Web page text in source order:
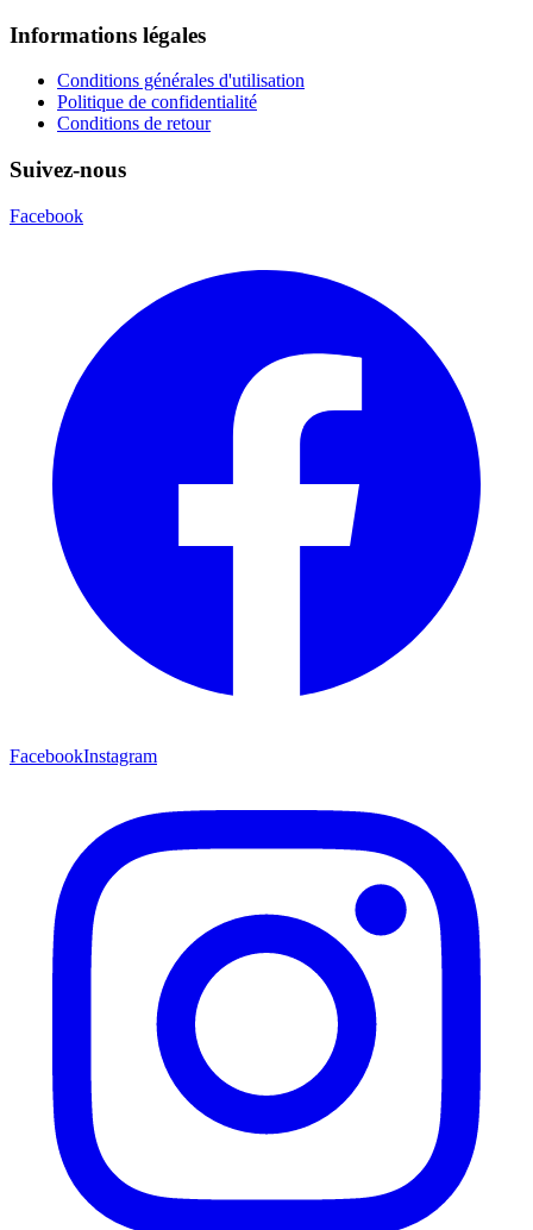
Informations légales
Conditions générales d'utilisation
Politique de confidentialité
Conditions de retour
Suivez-nous
Facebook
FacebookInstagram